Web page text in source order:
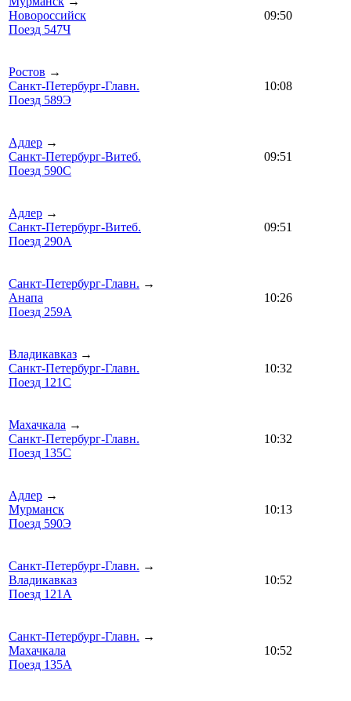
Новороссийск
Поезд 547Ч
09:50
Ростов →
Санкт-Петербург-Главн.
Поезд 589Э
10:08
Адлер →
Санкт-Петербург-Витеб.
Поезд 590С
09:51
Адлер →
Санкт-Петербург-Витеб.
Поезд 290А
09:51
Санкт-Петербург-Главн. →
Анапа
Поезд 259А
10:26
Владикавказ →
Санкт-Петербург-Главн.
Поезд 121С
10:32
Махачкала →
Санкт-Петербург-Главн.
Поезд 135С
10:32
Адлер →
Мурманск
Поезд 590Э
10:13
Санкт-Петербург-Главн. →
Владикавказ
Поезд 121А
10:52
Санкт-Петербург-Главн. →
Махачкала
Поезд 135А
10:52